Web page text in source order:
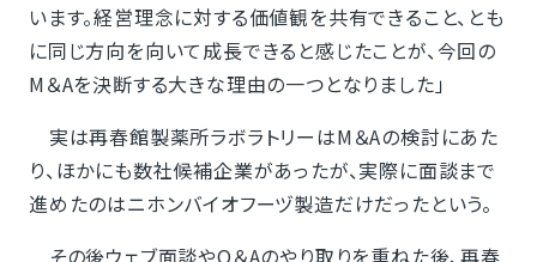
います。経営理念に対する価値観を共有できること、とも
に同じ方向を向いて成長できると感じたことが、今回の
M＆Aを決断する大きな理由の一つとなりました」
実は再春館製薬所ラボラトリーはM＆Aの検討にあた
り、ほかにも数社候補企業があったが、実際に面談まで
進めたのはニホンバイオフーヅ製造だけだったという。